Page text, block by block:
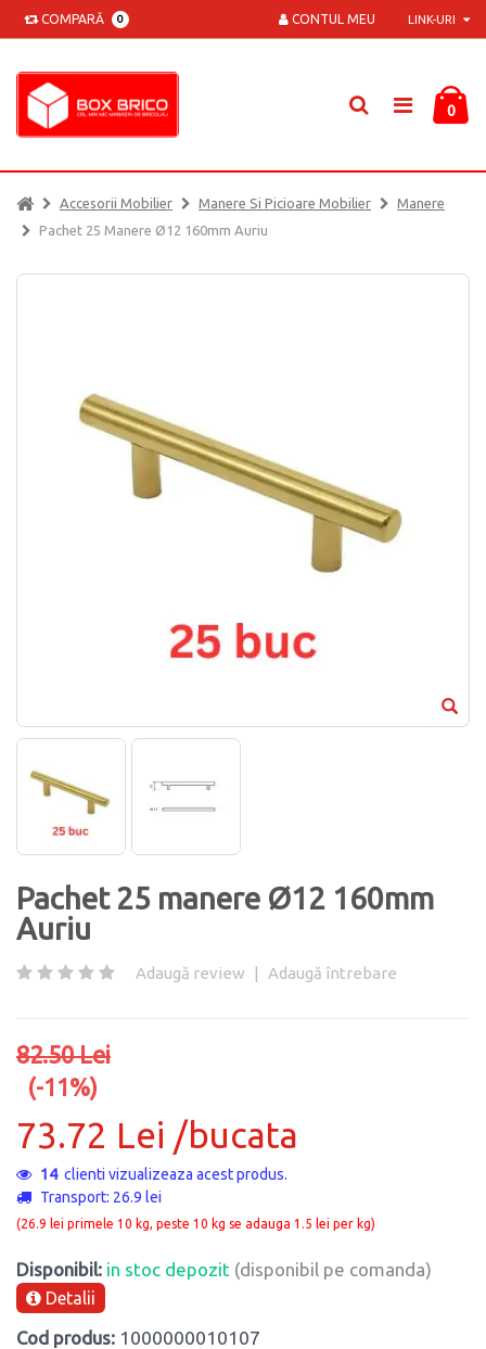
COMPARĂ 0 LINK-URI
CONTUL MEU
0
Accesorii Mobilier Manere Si Picioare Mobilier
Manere
Pachet 25 Manere Ø12 160mm Auriu
Pachet 25 manere Ø12 160mm
Auriu
Adaugă review | Adaugă întrebare
82.50 Lei
(-11%)
73.72 Lei /bucata
14clienti vizualizeaza acest produs.
Transport: 26.9 lei
(26.9 lei primele 10 kg, peste 10 kg se adauga 1.5 lei per kg)
Disponibil: in stoc depozit (disponibil pe comanda)
Detalii
Cod produs: 1000000010107